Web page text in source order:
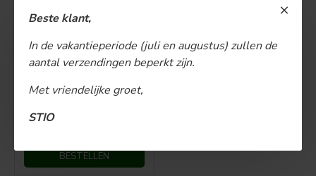
Beste klant,
In de vakantieperiode (juli en augustus) zullen de
aantal verzendingen beperkt zijn.
Met vriendelijke groet,
STIO
€ 15,00
BESTELLEN